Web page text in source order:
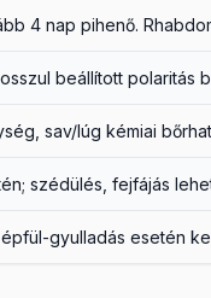
4 nap pihenő.
beállított polaritás
sav/lúg kémiai
szédülés, fejfájás
gyulladás esetén